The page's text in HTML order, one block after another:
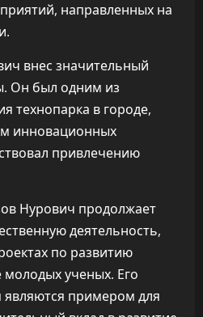
направленных на
внес значительный
Он был одним из
технопарка в городе,
инновационных
привлечению
Нурович продолжает
деятельность,
по развитию
ученых. Его
являются примером для